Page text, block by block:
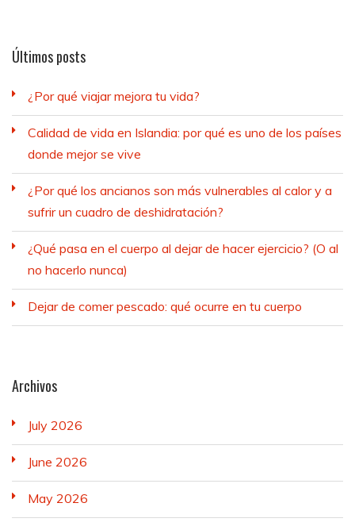
Últimos posts
¿Por qué viajar mejora tu vida?
Calidad de vida en Islandia: por qué es uno de los países
donde mejor se vive
¿Por qué los ancianos son más vulnerables al calor y a
sufrir un cuadro de deshidratación?
¿Qué pasa en el cuerpo al dejar de hacer ejercicio? (O al
no hacerlo nunca)
Dejar de comer pescado: qué ocurre en tu cuerpo
Archivos
July 2026
June 2026
May 2026